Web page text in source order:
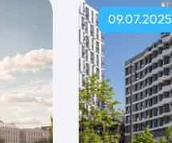
09.07.2025